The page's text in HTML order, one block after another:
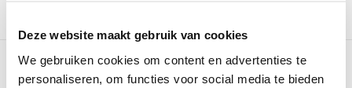
Deze website maakt gebruik van cookies
We gebruiken cookies om content en advertenties te
personaliseren, om functies voor social media te bieden
Omschrijving